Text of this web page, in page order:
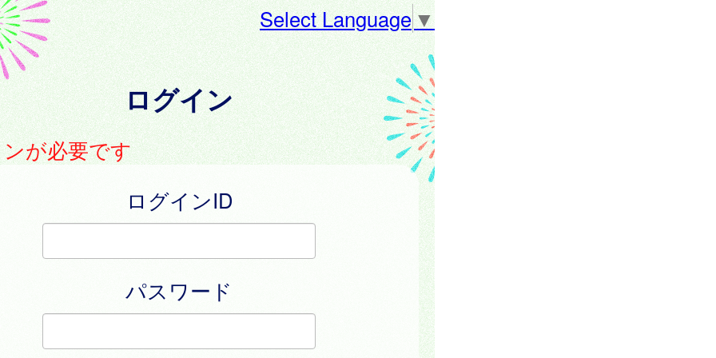
Select Language▼
ログイン
が必要です
ログインID
パスワード